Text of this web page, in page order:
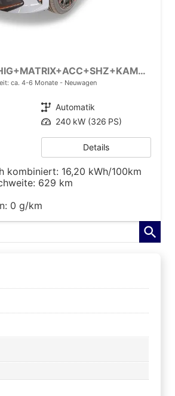
VZ FÖRDERFÄHIG+MATRIX+ACC+SHZ+KAMERA+KESSY+DCC+20" ALU
ca. 4-6 Monate Neuwagen
Getriebe Automatik
Leistung 240 kW (326 PS)
Details
kombiniert: 16,20 kWh/100km
629 km
0 g/km